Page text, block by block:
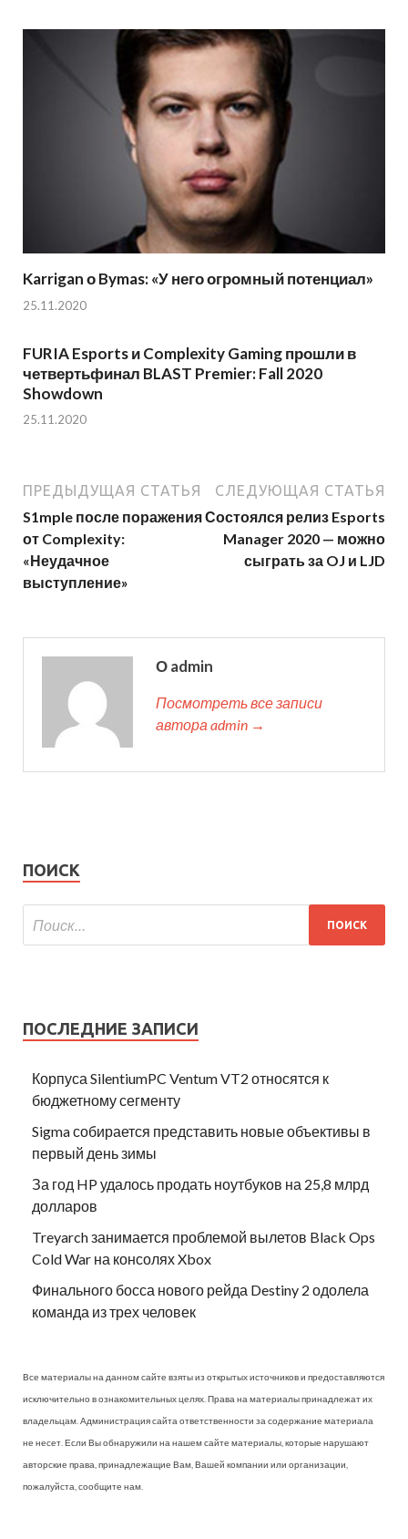
Karrigan о Bymas: «У него огромный потенциал»
25.11.2020
FURIA Esports и Complexity Gaming прошли в
четвертьфинал BLAST Premier: Fall 2020
Showdown
25.11.2020
ПРЕДЫДУЩАЯ СТАТЬЯ
S1mple после поражения
от Complexity:
«Неудачное
выступление»
СЛЕДУЮЩАЯ СТАТЬЯ
Состоялся релиз Esports
Manager 2020 — можно
сыграть за OJ и LJD
О admin
Посмотреть все записи
автора admin →
ПОИСК
ПОСЛЕДНИЕ ЗАПИСИ
Корпуса SilentiumPC Ventum VT2 относятся к
бюджетному сегменту
Sigma собирается представить новые объективы в
первый день зимы
За год HP удалось продать ноутбуков на 25,8 млрд
долларов
Treyarch занимается проблемой вылетов Black Ops
Cold War на консолях Xbox
Финального босса нового рейда Destiny 2 одолела
команда из трех человек
Все материалы на данном сайте взяты из открытых источников и предоставляются
исключительно в ознакомительных целях. Права на материалы принадлежат их
владельцам. Администрация сайта ответственности за содержание материала
не несет. Если Вы обнаружили на нашем сайте материалы, которые нарушают
авторские права, принадлежащие Вам, Вашей компании или организации,
пожалуйста, сообщите нам.